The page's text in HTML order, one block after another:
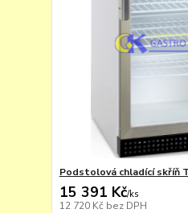
Podstolová chladící skříň
15 391 Kč/ks
12 720 Kč bez DPH